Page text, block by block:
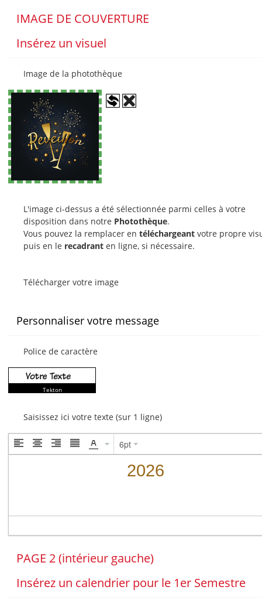
IMAGE DE COUVERTURE
Insérez un visuel
Image de la photothèque
L'image ci-dessus a été sélectionnée parmi celles à votre
disposition dans notre Photothèque.
Vous pouvez la remplacer en téléchargeant votre propre
puis en le recadrant en ligne, si nécessaire.
Télécharger votre image
Personnaliser votre message
Police de caractère
Tekton
Saisissez ici votre texte (sur 1 ligne)
6pt
PAGE 2 (intérieur gauche)
Insérez un calendrier pour le 1er Semestre